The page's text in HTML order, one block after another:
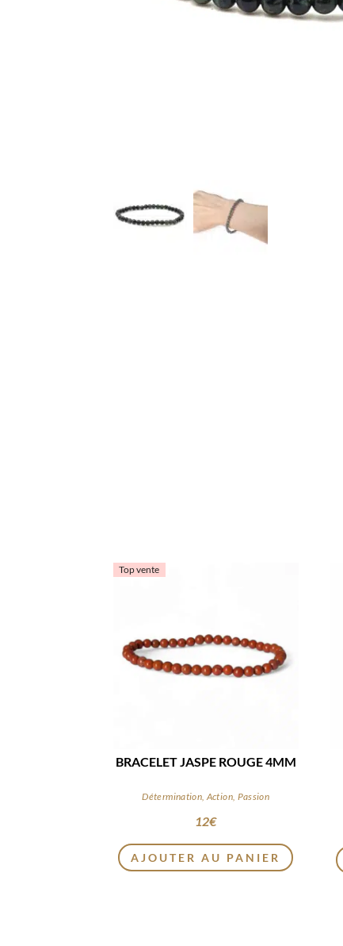
Top vente
BRACELET JASPE ROUGE 4MM
Détermination, Action, Passion
12€
AJOUTER AU PANIER